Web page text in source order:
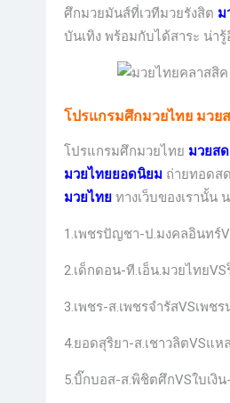
ศึกมวยมันส์ที่เวทีมวยรังสิต ม
บันเทิง พร้อมกับได้สาระ น่า
โปรแกรมศึกมวยไทย มวย
โปรแกรมศึกมวยไทย มวยสด
มวยไทยยอดนิยม ถ่ายทอดส
มวยไทย ทางเว็บของเรานั้น
1.เพชรปัญชา-ป.มงคลอินทร์
2.เด็กดอน-ที.เอ็น.มวยไทย
3.เพชร-ส.เพชรจำรัสVSเพ
4.ยอดสุริยา-ส.เชาวลิตVSแ
5.บิ๊กบอส-ส.พิชิตศึกVSใบเงิ